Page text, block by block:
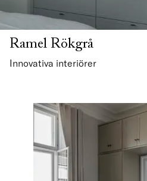
Ramel Rökgrå
Innovativa interiörer